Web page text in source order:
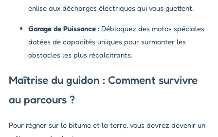
enlise aux décharges électriques qui vous guettent.
Garage de Puissance : Débloquez des motos spéciales
dotées de capacités uniques pour surmonter les
obstacles les plus récalcitrants.
Maîtrise du guidon : Comment survivre
au parcours ?
Pour régner sur le bitume et la terre, vous devrez devenir un